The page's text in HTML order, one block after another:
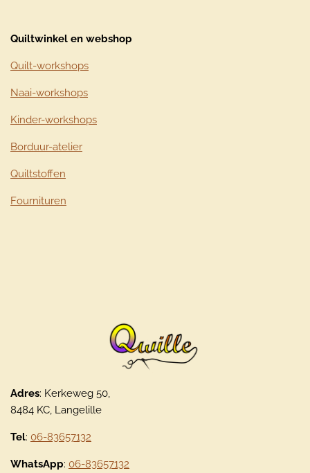
Quiltwinkel en webshop
Quilt-workshops
Naai-workshops
Kinder-workshops
Borduur-atelier
Quiltstoffen
Fournituren
Adres: Kerkeweg 50,
8484 KC, Langelille
Tel: 06-83657132
WhatsApp: 06-83657132